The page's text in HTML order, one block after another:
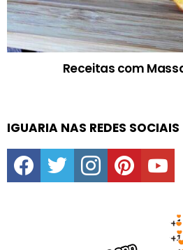
Receitas com
IGUARIA NAS REDES SOCIAIS
facebooktwitter instagrampinterest